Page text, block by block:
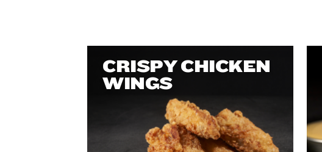
CRISPY CHICKEN
WINGS